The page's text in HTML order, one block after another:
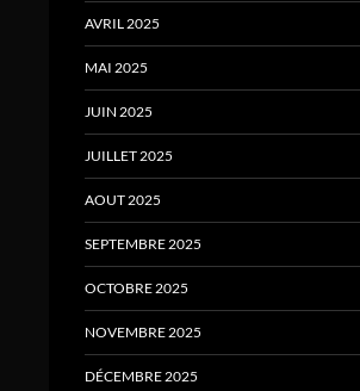
AVRIL 2025
MAI 2025
JUIN 2025
JUILLET 2025
AOUT 2025
SEPTEMBRE 2025
OCTOBRE 2025
NOVEMBRE 2025
DÉCEMBRE 2025